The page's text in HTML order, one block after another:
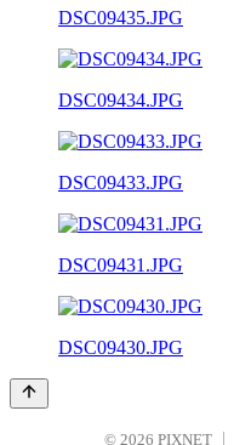
DSC09435.JPG
DSC09434.JPG
DSC09433.JPG
DSC09431.JPG
DSC09430.JPG
© 2026 PIXNET